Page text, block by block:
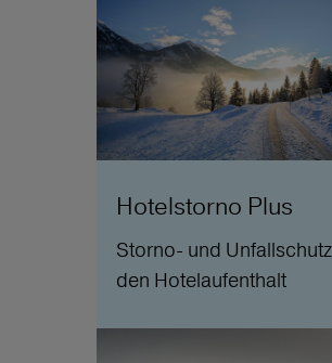
Hotelstorno Plus
Storno- und
den Hotelaufenthalt